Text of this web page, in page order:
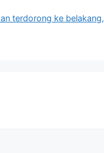
terdorong ke belakang,